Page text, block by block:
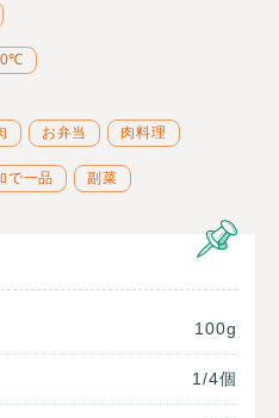
お弁当 肉料理
で一品 副菜
100g
1/4個